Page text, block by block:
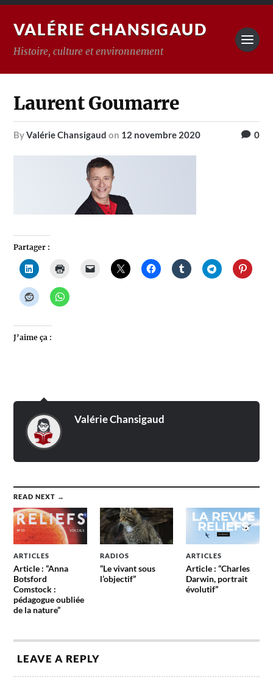
VALÉRIE CHANSIGAUD
Histoire, culture et environnement
Laurent Goumarre
byValérie Chansigaud on 12 novembre 2020 0
Partager :
J’aime ça :
Valérie Chansigaud
READ NEXT →
ARTICLES
Article : “Anna
Botsford
Comstock :
pédagogue oubliée
de la nature”
RADIOS
“Le vivant sous
l’objectif”
ARTICLES
Article : “Charles
Darwin, portrait
évolutif”
LEAVE A REPLY